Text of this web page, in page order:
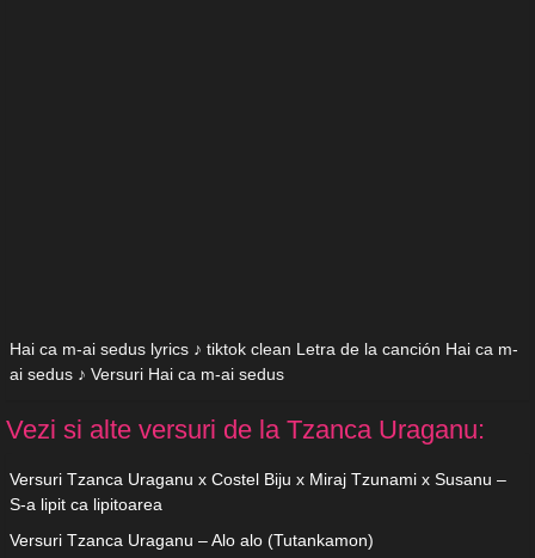
Hai ca m-ai sedus lyrics ♪ tiktok clean Letra de la canción Hai ca m-
ai sedus ♪ Versuri Hai ca m-ai sedus
Vezi si alte versuri de la Tzanca Uraganu:
Versuri Tzanca Uraganu x Costel Biju x Miraj Tzunami x Susanu –
S-a lipit ca lipitoarea
Versuri Tzanca Uraganu – Alo alo (Tutankamon)